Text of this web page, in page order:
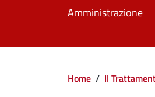
Amministrazione
Briciole
Home / Il